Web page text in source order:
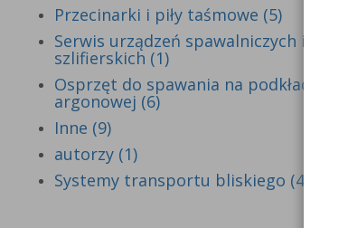
Przecinarki i piły taśmowe (5)
Serwis urządzeń spawalniczych i
szlifierskich (1)
Osprzęt do spawania na podkładce
argonowej (6)
Inne (9)
autorzy (1)
Systemy transportu bliskiego (4)